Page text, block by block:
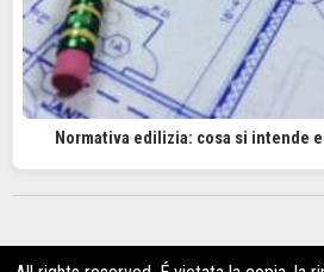
Normativa edilizia: cosa si intende